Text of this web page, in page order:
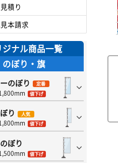
積り
本請求
ジナル商品一覧
のぼり・旗
のぼり 定番
値下げ
り 人気
値下げ
ぼり
値下げ